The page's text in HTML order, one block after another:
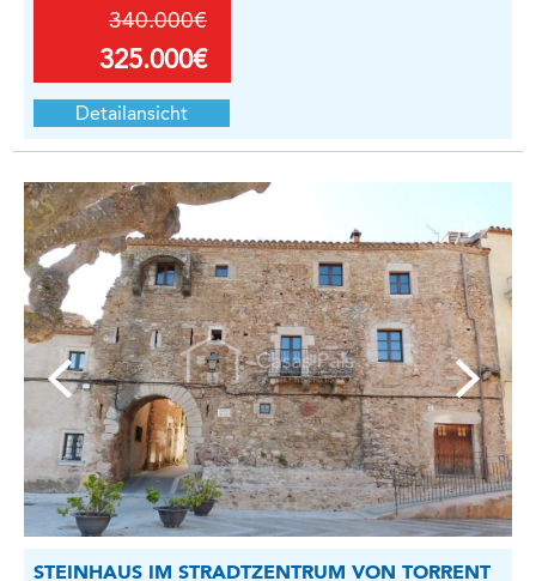
340.000€
325.000€
Detailansicht
1 /10
STEINHAUS IM STRADTZENTRUM VON TORRENT